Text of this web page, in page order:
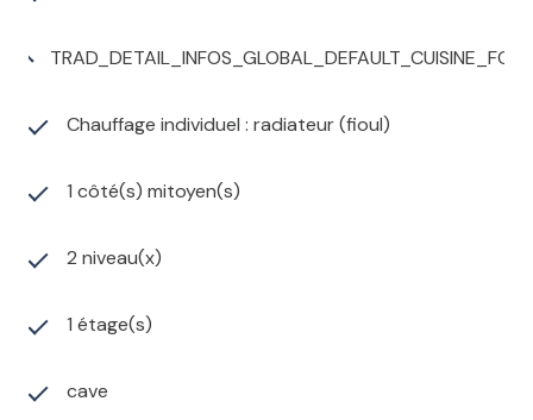
Chauffage individuel : radiateur (fioul)
1 côté(s) mitoyen(s)
2 niveau(x)
1 étage(s)
cave